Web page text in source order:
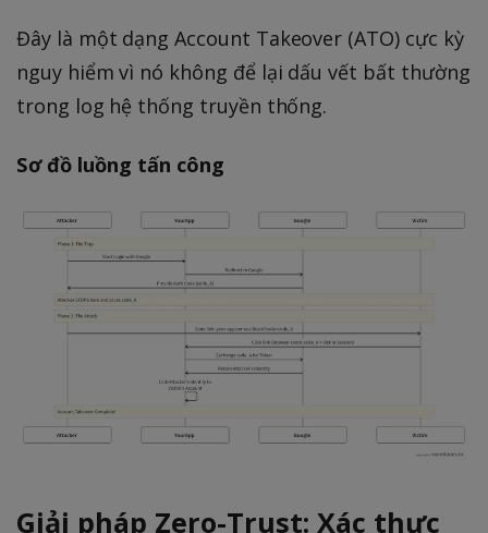
Đây là một dạng Account Takeover (ATO) cực kỳ
nguy hiểm vì nó không để lại dấu vết bất thường
trong log hệ thống truyền thống.
Sơ đồ luồng tấn công
Giải pháp Zero-Trust: Xác thực